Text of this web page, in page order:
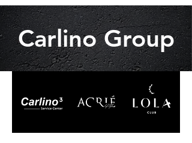
Carlino Group